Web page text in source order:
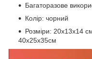
Багаторазове
Колір: чорний
Розміри: 20x13x14
40х25х35см